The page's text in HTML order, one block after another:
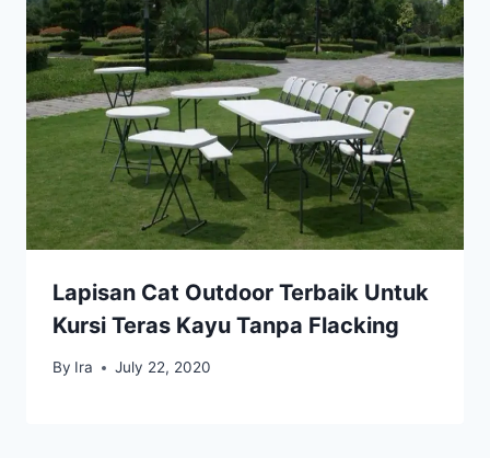
Lapisan Cat Outdoor Terbaik Untuk
Kursi Teras Kayu Tanpa Flacking
By Ira July 22, 2020